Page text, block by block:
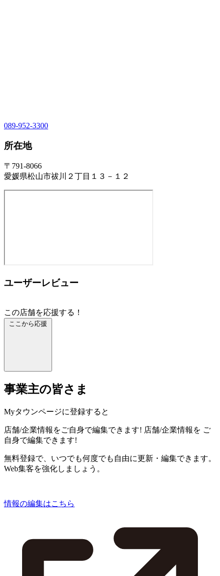
089-952-3300
所在地
〒791-8066
愛媛県松山市祓川２丁目１３－１２
ユーザーレビュー
この店舗を応援する！
ここから応援
事業主の皆さま
Myタウンページに登録すると
店舗/企業情報をご自身で編集できます! 店舗/企業情報を ご
自身で編集できます!
無料登録で、いつでも何度でも自由に更新・編集できます。
Web集客を強化しましょう。
情報の編集はこちら